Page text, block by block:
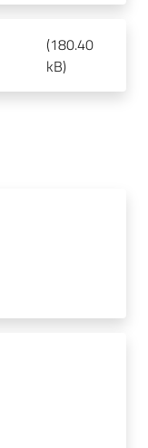
(180.40
kB)